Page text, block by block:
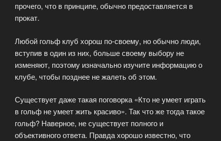
прочего, что в принципе, обычно предоставляется в
прокат.
Любой гольф клуб хорош по-своему, но обычно люди,
вступив в один из них, больше своему выбору не
изменяют, поэтому изначально изучите информацию о
клубе, чтобы позднее не жалеть об этом.
Существует даже такая поговорка «Кто не умеет играть
в гольф не умеет жить красиво». Так что же тогда такое
гольф? Наверное, не существует полного и
объективного ответа. Правда хорошо известно, что